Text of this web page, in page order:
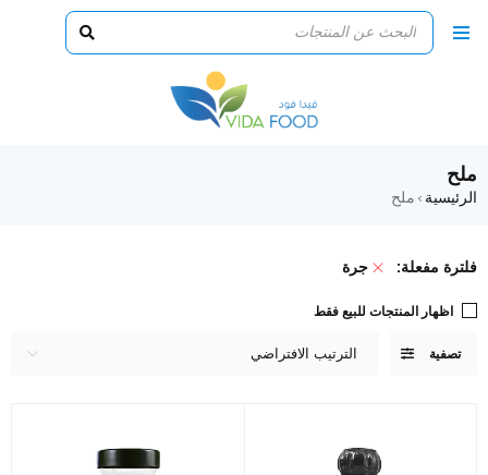
ملح
الرئيسية › ملح
فلترة مفعلة: جرة
تصفية الترتيب الافتراضي
اظهار المنتجات للبيع فقط